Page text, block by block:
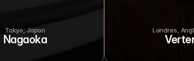
Takyo, Japon
Nagaoka
Londres,